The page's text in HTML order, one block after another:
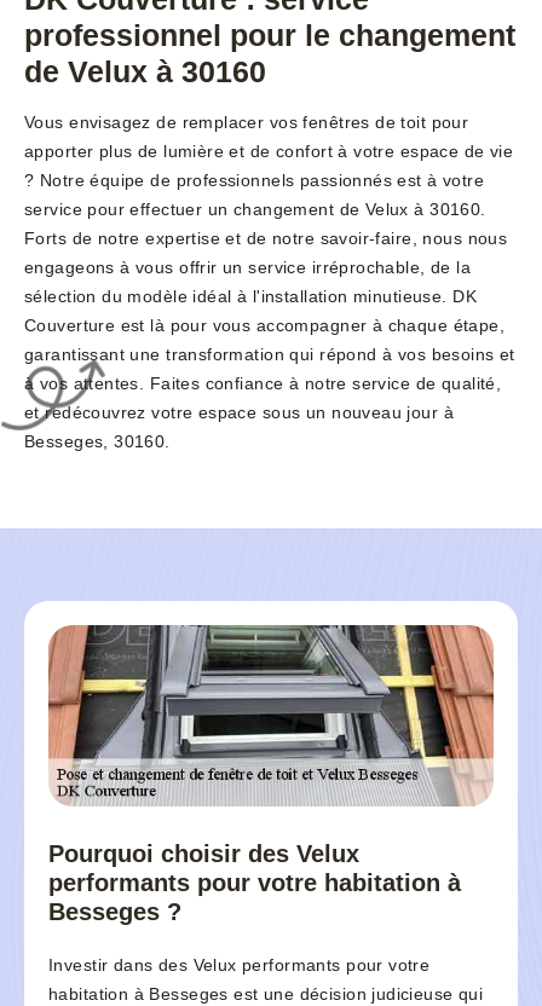
professionnel pour le changement
de Velux à 30160
Vous envisagez de remplacer vos fenêtres de toit pour
apporter plus de lumière et de confort à votre espace de vie
? Notre équipe de professionnels passionnés est à votre
service pour effectuer un changement de Velux à 30160.
Forts de notre expertise et de notre savoir-faire, nous nous
engageons à vous offrir un service irréprochable, de la
sélection du modèle idéal à l'installation minutieuse. DK
Couverture est là pour vous accompagner à chaque étape,
garantissant une transformation qui répond à vos besoins et
à vos attentes. Faites confiance à notre service de qualité,
et redécouvrez votre espace sous un nouveau jour à
Besseges, 30160.
Pourquoi choisir des Velux
performants pour votre habitation à
Besseges ?
Investir dans des Velux performants pour votre
habitation à Besseges est une décision judicieuse qui